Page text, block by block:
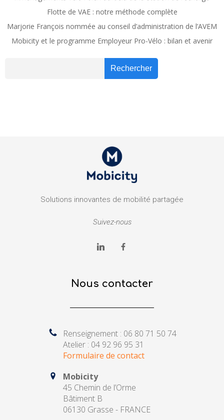
Flotte de VAE : notre méthode complète
Marjorie François nommée au conseil d’administration de l’AVEM
Mobicity et le programme Employeur Pro-Vélo : bilan et avenir
Rechercher
Solutions innovantes de mobilité partagée
Suivez-nous
Nous contacter
Renseignement : 06 80 71 50 74
Atelier : 04 92 96 95 31
Formulaire de contact
Mobicity
45 Chemin de l’Orme
Bâtiment B
06130 Grasse - FRANCE